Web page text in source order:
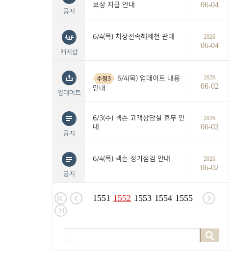
공지
보상 지급 안내
06-04
캐시샵
6/4(목) 치장전속해제천 판매 2026
06-04
업데이트
수정3
6/4(목) 업데이트 내용
안내
2026
06-02
공지
6/3(수) 넥슨 고객상담실 휴무 안
내
2026
06-02
공지
6/4(목) 넥슨 정기점검 안내 2026
06-02
1551 1552 1553 1554 1555